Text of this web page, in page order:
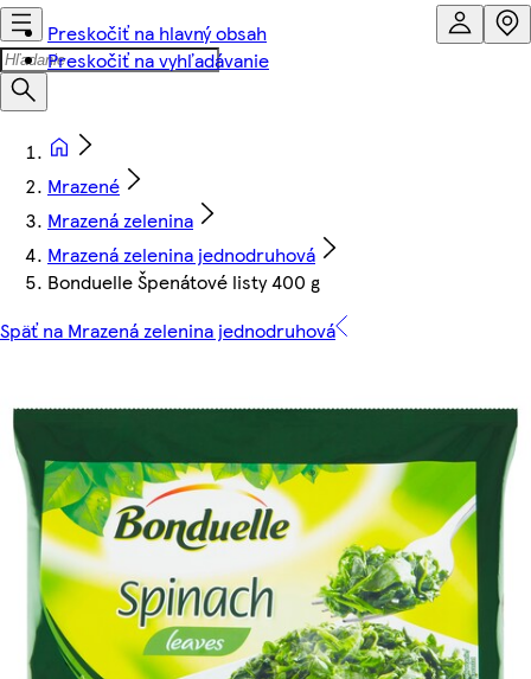
Preskočiť na hlavný obsah
Preskočiť na vyhľadávanie
Mrazené
Mrazená zelenina
Mrazená zelenina jednodruhová
Bonduelle Špenátové listy 400 g
Späť na Mrazená zelenina jednodruhová